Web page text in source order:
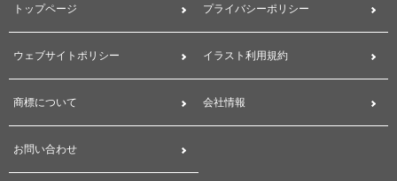
トップページ プライバシーポリシー
ウェブサイトポリシー イラスト利用規約
商標について 会社情報
お問い合わせ